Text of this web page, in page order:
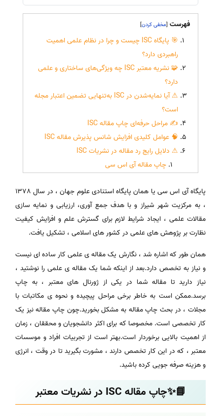
فهرست [
]
🎯 پایگاه ISC چیست و چرا در نظام علمی اهمیت
راهبردی دارد؟
🧩 نشریه معتبر ISC چه ویژگی‌های ساختاری و علمی
دارد؟
⚠ آیا نمایه‌شدن در ISC به‌تنهایی تضمین اعتبار مجله
است؟
✍ مراحل حرفه‌ای چاپ مقاله ISC
🧠 عوامل کلیدی افزایش شانس پذیرش مقاله ISC
⚠ دلایل رایج رد مقاله در نشریات ISC
چاپ مقاله آی اس سی
پایگاه آی اس سی یا همان پایگاه استنادی علوم جهان ، در سال 1378
، به مرکزیت شهر شیراز و با هدف جمع آوری، ارزیابی و نمایه سازی
مقالات علمی ، ایجاد شرایط لازم برای گسترش علم و افزایش کیفیت
نظارت بر پژوهش های علمی در کشور های اسلامی ، تشکیل یافت.
همان طور که اشاره شد ، نگارش یک مقاله ی علمی کار ساده ای نیست
و نیاز به تخصص دارد.بعد از اینکه شما یک مقاله ی علمی را نوشتید ،
نیاز دارید تا مقاله شما در یکی از ژورنال های معتبر ، به چاپ
برسد.ممکن است به خاطر برخی مراحل پیچیده و نحوه ی مکاتبات با
مجلات ، در بحث چاپ مقاله به مشکل بخورید.چون چاپ مقاله نیز یک
کار تخصصی است. مخصوصا که برای اکثر دانشجویان و محققان ، زمان
از اهمیت بالایی برخوردار است.بهتر است از تجربیات افراد و موسسات
معتبر ، که در این کار تخصص دارند ، مشورت بگیرید تا در وقت ، انرژی
و هزینه صرفه جویی کرده باشید.
📘✨چاپ مقاله ISC در نشریات معتبر